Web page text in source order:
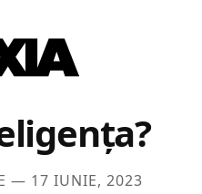
— 17 IUNIE, 2023